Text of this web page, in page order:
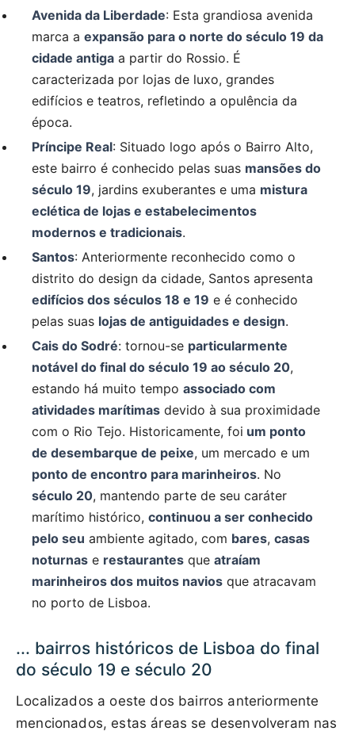
Avenida da Liberdade: Esta grandiosa avenida
marca a expansão para o norte do século 19 da
cidade antiga a partir do Rossio. É
caracterizada por lojas de luxo, grandes
edifícios e teatros, refletindo a opulência da
época.
Príncipe Real: Situado logo após o Bairro Alto,
este bairro é conhecido pelas suas mansões do
século 19, jardins exuberantes e uma mistura
eclética de lojas e estabelecimentos
modernos e tradicionais.
Santos: Anteriormente reconhecido como o
distrito do design da cidade, Santos apresenta
edifícios dos séculos 18 e 19 e é conhecido
pelas suas lojas de antiguidades e design.
Cais do Sodré: tornou-se particularmente
notável do final do século 19 ao século 20,
estando há muito tempo associado com
atividades marítimas devido à sua proximidade
com o Rio Tejo. Historicamente, foi um ponto
de desembarque de peixe, um mercado e um
ponto de encontro para marinheiros. No
século 20, mantendo parte de seu caráter
marítimo histórico, continuou a ser conhecido
pelo seu ambiente agitado, com bares, casas
noturnas e restaurantes que atraíam
marinheiros dos muitos navios que atracavam
no porto de Lisboa.
... bairros históricos de Lisboa do final
do século 19 e século 20
Localizados a oeste dos bairros anteriormente
mencionados, estas áreas se desenvolveram nas